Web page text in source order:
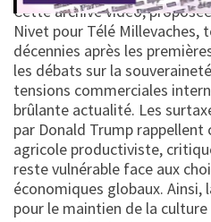
Cette archive vidéo,
Nivet pour Télé Millevaches,
décennies après les
les débats sur la
tensions commerciales
brûlante actualité. Les
par Donald Trump
agricole productiviste,
reste vulnérable face aux
économiques globaux. Ainsi,
pour le maintien de la